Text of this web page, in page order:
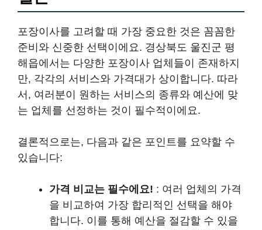
포장이사를 고려할 때 가장 중요한 것은 꼼꼼한
준비와 신중한 선택이에요. 경상북도 울진군 평
해읍에서는 다양한 포장이사 업체들이 존재하지
만, 각각의 서비스와 가격대가 상이합니다. 따라
서, 여러분이 원하는 서비스의 종류와 예산에 맞
는 업체를 선정하는 것이 필수적이에요.
결론적으로는, 다음과 같은 포인트를 요약할 수
있습니다:
가격 비교는 필수에요! : 여러 업체의 가격
을 비교하여 가장 합리적인 선택을 해야
합니다. 이를 통해 예산을 절감할 수 있을